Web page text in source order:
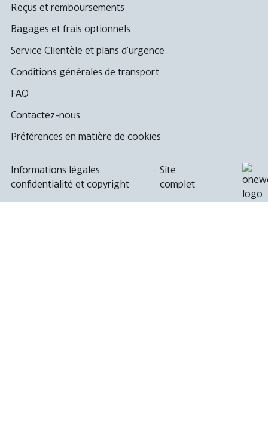
ne
pas
respecter
les
Reçus et remboursements
Bagages et frais optionnels
Service Clientèle et plans d'urgence
Conditions générales de transport
FAQ
Contactez-nous
Préférences en matière de cookies
Informations légales,
confidentialité et copyright
· Site
complet